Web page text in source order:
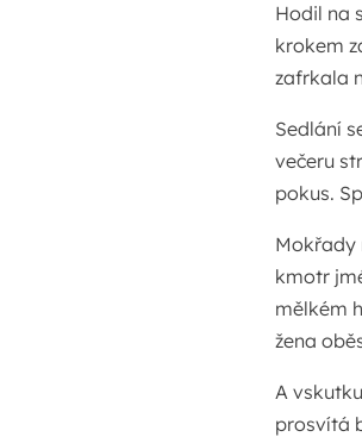
Hodil na
krokem
zafrkala
Sedlání
večeru
pokus.
Mokřady
kmotr
mělkém
žena
A
prosvítá